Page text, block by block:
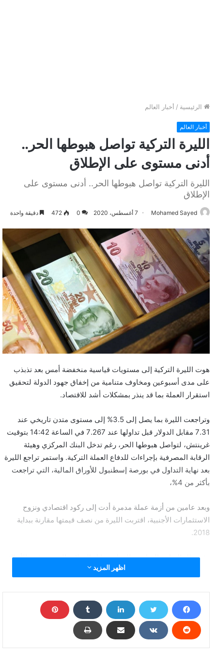
الرئيسية / أخبار العالم
أخبار العالم
الليرة التركية تواصل هبوطها الحر..
أدنى مستوى على الإطلاق
الليرة التركية تواصل هبوطها الحر.. أدنى مستوى على
الإطلاق
Mohamed Sayed 7 أغسطس، 2020 0
472 دقيقة واحدة
هوت الليرة التركية إلى مستويات قياسية منخفضة أمس بعد تذبذب
على مدى أسبوعين ومخاوف متنامية من إخفاق جهود الدولة لتحقيق
استقرار العملة بما قد ينذر بمشكلات أشد للاقتصاد.
وتراجعت الليرة بما يصل إلى 3.5% إلى مستوى متدن تاريخي عند
7.31 مقابل الدولار قبل تداولها عند 7.267 في الساعة 14:42 بتوقيت
غرينتش، لتواصل هبوطها الحر، رغم تدخل البنك المركزي وهيئة
الرقابة المصرفية بإجراءات للدفاع العملة التركية. واستمر تراجع الليرة
بعد نهاية التداول في بورصة إسطنبول للأوراق المالية، التي تراجعت
بأكثر من 4%،
وبعد عامين من أزمة عملة مدمرة أدت إلى ركود اقتصادي ونزوح
الاستثمارات الأجنبية، اقتربت الليرة من نصف قيمتها مقارنة ببداية
2018.
وفي ظل التراجع القياسي للعملة مقابل الدولار واليورو، يشعر الأتراك
بالقلق من تراجع الدخل والقوة الشرائية وانخفاض مستويات المعيشة
ويأتي في الوقت الذي قال فيه البنك المركزي التركي عبر موقعه
الإلكتروني أمس إنه مستعد “لاستخدام جميع الأدوات المتاحة لتقليل
التقلبات الحادة في الأسواق”.
اظهر المزيد